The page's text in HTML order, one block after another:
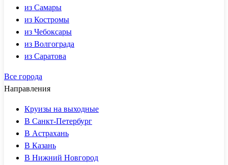
из Самары
из Костромы
из Чебоксары
из Волгограда
из Саратова
Все города
Направления
Круизы на выходные
В Санкт-Петербург
В Астрахань
В Казань
В Нижний Новгород